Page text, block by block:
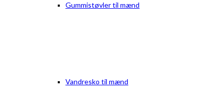
Gummistøvler til mænd
Vandresko til mænd